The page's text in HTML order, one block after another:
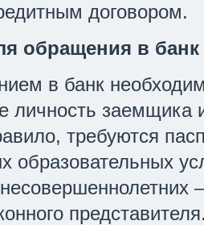
договором.
обращения в банк
в банк
личность заемщика
требуются
образовательных